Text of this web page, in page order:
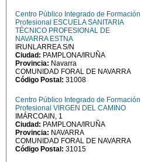
Centro Público Integrado de Formación
Profesional ESCUELA SANITARIA
TÉCNICO PROFESIONAL DE
NAVARRA ESTNA
IRUNLARREA S/N
Ciudad: PAMPLONA/IRUÑA
Provincia: Navarra
COMUNIDAD FORAL DE NAVARRA
Código Postal: 31008
Centro Público Integrado de Formación
Profesional VIRGEN DEL CAMINO
IMÁRCOAIN, 1
Ciudad: PAMPLONA/IRUÑA
Provincia: NAVARRA
COMUNIDAD FORAL DE NAVARRA
Código Postal: 31015